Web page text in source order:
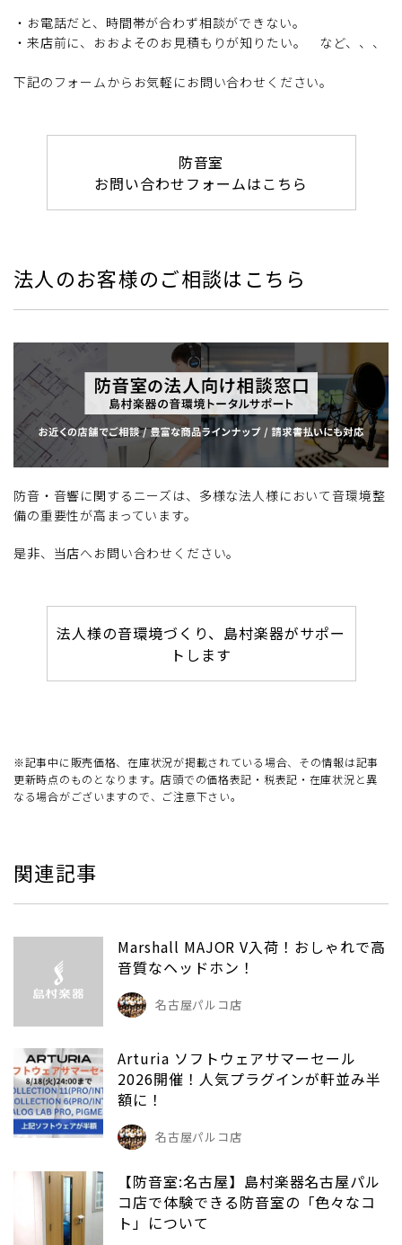
・お電話だと、時間帯が合わず相談ができない。
・来店前に、おおよそのお見積もりが知りたい。 など、、、
下記のフォームからお気軽にお問い合わせください。
防音室
お問い合わせフォームはこちら
法人のお客様のご相談はこちら
防音・音響に関するニーズは、多様な法人様において音環境整
備の重要性が高まっています。
是非、当店へお問い合わせください。
法人様の音環境づくり、島村楽器がサポー
トします
※記事中に販売価格、在庫状況が掲載されている場合、その情報は記事
更新時点のものとなります。店頭での価格表記・税表記・在庫状況と異
なる場合がございますので、ご注意下さい。
関連記事
Marshall MAJOR V入荷！おしゃれで高
音質なヘッドホン！
名古屋パルコ店
Arturia ソフトウェアサマーセール
2026開催！人気プラグインが軒並み半
額に！
名古屋パルコ店
【防音室:名古屋】島村楽器名古屋パル
コ店で体験できる防音室の「色々なコ
ト」について